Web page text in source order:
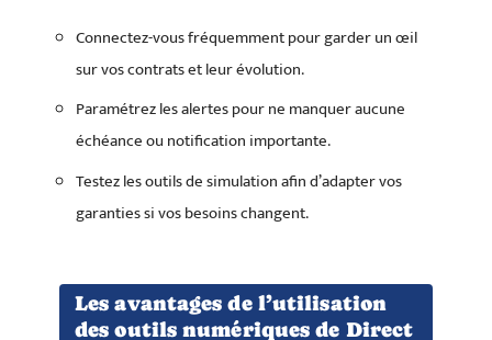
Connectez-vous fréquemment pour garder un œil
sur vos contrats et leur évolution.
Paramétrez les alertes pour ne manquer aucune
échéance ou notification importante.
Testez les outils de simulation afin d’adapter vos
garanties si vos besoins changent.
Les avantages de l’utilisation
des outils numériques de Direct